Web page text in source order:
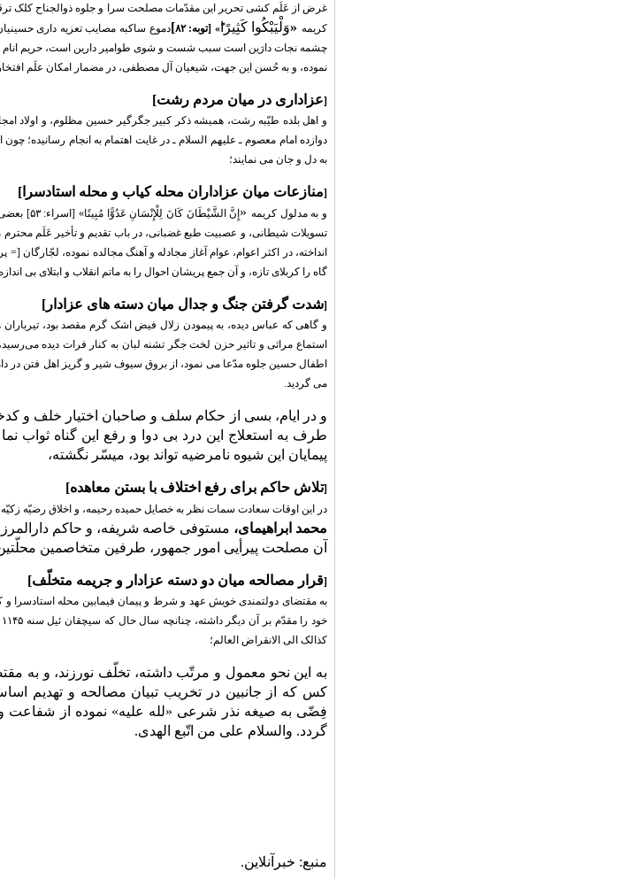
غرض از عَلَم کشی تحریر این مقدّمات مصلحت سرا و جلوه ذوالجناح کلک
کریمه «وَلْیَبْکُوا کَثِیرًاً» [توبه: ۸۲ ]دموع ساکبه مصایب تعزیه داری
چشمه نجات دارَین است سبب شست و شوی طوامیر دارین است، حریم انام
نموده، و به حُسن این جهت، شیعیان آل مصطفی، در مضمار امکان علَم افتخار،
[عزاداری در میان مردم رشت]
و اهل بلده طیّبه رشت، همیشه ذکر کبیر جگرگیر حسین مظلوم، و اولاد
دوازده امام معصوم ـ علیهم السلام ـ در غایت اهتمام به انجام
به دل و جان می نمایند؛
[منازعات میان عزاداران محله کیاب و محله استادسرا ]
و به مدلول کریمه« إِنَّ الشَّیْطَانَ کَانَ لِلْإِنْسَانِ عَدُوًّا مُبِینًا» [اسراء: ۵۳] بعضی از مطیعان یزید هوای نفس، و تابع ابن زیاد طبع ارجس انجس
تسویلات شیطانی، و عصبیت طبع غضبانی، در باب تقدیم و تأخیر عَلَم محترم
انداخته، در اکثر اعوام، عوام آغاز مجادله و آهنگ مجالده نموده،
گاه را کربلای تازه، و آن جمع پریشان احوال را به ماتم انقلاب و ابتلای بی
[شدت گرفتن جنگ و جدال میان دسته های عزادار ]
و گاهی که عباس دیده، به پیمودن زلال فیض اشک گرم مقصد بود،
استماع مراثی و تاثیر حزن لخت جگر تشنه لبان به کنار فرات دیده می
اطفال حسین جلوه مدّعا می نمود، از بروق سیوف شیر و گریز اهل فتن در
می گردید.
و در ایام، بسی از حکام سلف و صاحبان اختیار خلف و
طرف به استعلاج این درد بی دوا و رفع این گناه ثواب
پیمایان این شیوه نامرضیه تواند بود، میسّر نگشته،
[تلاش حاکم برای رفع اختلاف با بستن معاهده]
در این اوقات سعادت سمات نظر به خصایل حمیده رحیمه، و اخلاق رضیّه
محمد ابراهیمای، مستوفی خاصه شریفه، و حاکم
آن مصلحت پیرأیی امور جمهور، طرفین متخاصمین
[قرار مصالحه میان دو دسته عزادار و جریمه متخلّف]
به مقتضای دولتمندی خویش عهد و شرط و پیمان فیمابین محله استادسرا و
کذالک الی الانقراض العالم؛
به این نحو معمول و مرتّب داشته، تخلّف نورزند، و به
کس که از جانبین در تخریب تبیان مصالحه و تهدیم
فِضّی به صیغه نذر شرعی «لله علیه» نموده از شفاعت و
گردد. والسلام علی من اتّبع الهدی.
منبع: خبرآنلاین.